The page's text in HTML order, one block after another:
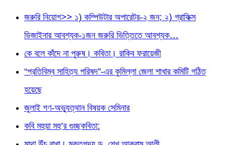
জরুরি নিয়োগ>> ১) কম্পিউটার অপারেটর-২ জন; ২) গ্রাফিক্স
ডিজাইনার আবশ্যক-১জন জরুরি ভিত্তিতে আবশ্যক…
কে বলে কাঁদে না পুরুষ। কবিতা। রাকিব ফরায়েজী
“প্রতিবিম্ব সাহিত্য পরিষদ”-এর কুমিল্লা জেলা শাখার কমিটি গঠিত
হয়েছে
জুলাই গণ-অভ্যুত্থান বিষয়ক সেমিনার
কবি মহুয়া মহু’র গুচ্ছকবিতা: